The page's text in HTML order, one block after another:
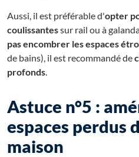
Aussi, il est préférable d'opter
coulissantessur rail ou à
pas encombrer les espaces
de bains), il est recommandé de
profonds
Astuce n°5 :
espaces perdus
maison